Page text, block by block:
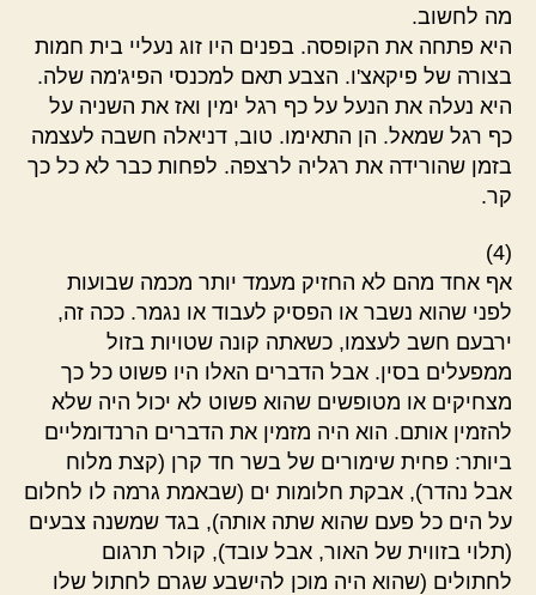
מה לחשוב.
היא פתחה את הקופסה. בפנים היו זוג נעליי בית חמות
בצורה של פיקאצ'ו. הצבע תאם למכנסי הפיג'מה שלה.
היא נעלה את הנעל על כף רגל ימין ואז את השניה על
כף רגל שמאל. הן התאימו. טוב, דניאלה חשבה לעצמה
בזמן שהורידה את רגליה לרצפה. לפחות כבר לא כל כך
קר.
(4)
אף אחד מהם לא החזיק מעמד יותר מכמה שבועות
לפני שהוא נשבר או הפסיק לעבוד או נגמר. ככה זה,
ירבעם חשב לעצמו, כשאתה קונה שטויות בזול
ממפעלים בסין. אבל הדברים האלו היו פשוט כל כך
מצחיקים או מטופשים שהוא פשוט לא יכול היה שלא
להזמין אותם. הוא היה מזמין את הדברים הרנדומליים
ביותר: פחית שימורים של בשר חד קרן (קצת מלוח
אבל נהדר), אבקת חלומות ים (שבאמת גרמה לו לחלום
על הים כל פעם שהוא שתה אותה), בגד שמשנה צבעים
(תלוי בזווית של האור, אבל עובד), קולר תרגום
לחתולים (שהוא היה מוכן להישבע שגרם לחתול שלו